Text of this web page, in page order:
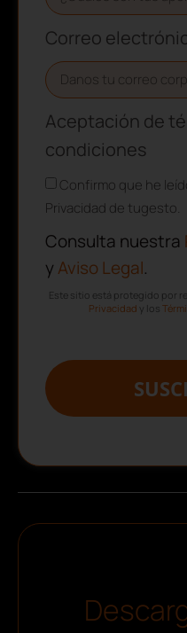
Correo
Aceptación de
condiciones
Confirmo que he
Privacidad de tugesto.
Consulta nuestra
y Aviso Legal.
Este sitio está protegido por
Privacidad y los